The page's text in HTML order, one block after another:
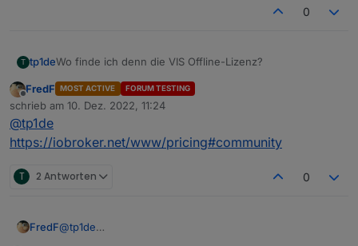
0
T tp1deWo finde ich denn die VIS Offline-Lizenz?
Offline
FredF MOST ACTIVE FORUM TESTING
schrieb am 10. Dez. 2022, 11:24
zuletzt editiert von
@tp1de
https://iobroker.net/www/pricing#community
T 2 Antworten 0
FredF@tp1de